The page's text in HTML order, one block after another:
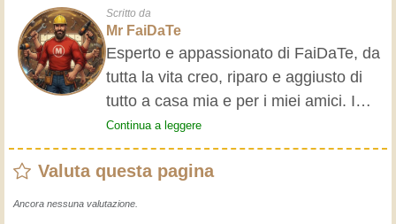
Scritto da
Mr FaiDaTe
Esperto e appassionato di FaiDaTe, da
tutta la vita creo, riparo e aggiusto di
tutto a casa mia e per i miei amici. I
nonni mi hanno insegnato i primi
rudimenti, fin da piccolo e da allora ho
fatto un sacco di esperienze.
L'esperienza insegna! Tiene attivi e
Continua a leggere
Valuta questa pagina
Ancora nessuna valutazione.